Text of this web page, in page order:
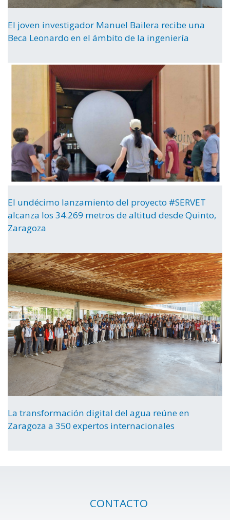
El joven investigador Manuel Bailera recibe una
Beca Leonardo en el ámbito de la ingeniería
El undécimo lanzamiento del proyecto #SERVET
alcanza los 34.269 metros de altitud desde Quinto,
Zaragoza
La transformación digital del agua reúne en
Zaragoza a 350 expertos internacionales
CONTACTO